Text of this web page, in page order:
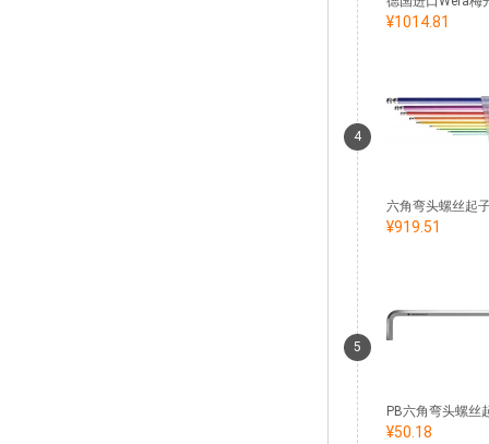
4
5
¥1014.81
¥919.51
¥50.18